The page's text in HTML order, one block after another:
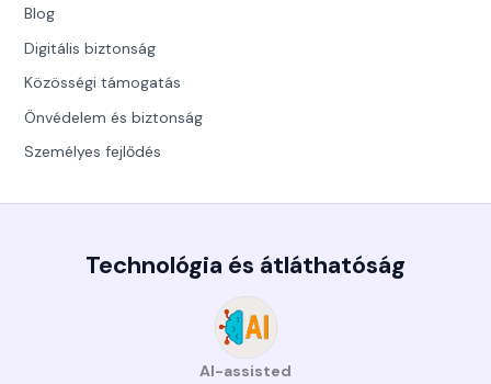
Blog
Digitális biztonság
Közösségi támogatás
Önvédelem és biztonság
Személyes fejlődés
Technológia és átláthatóság
AI-assisted